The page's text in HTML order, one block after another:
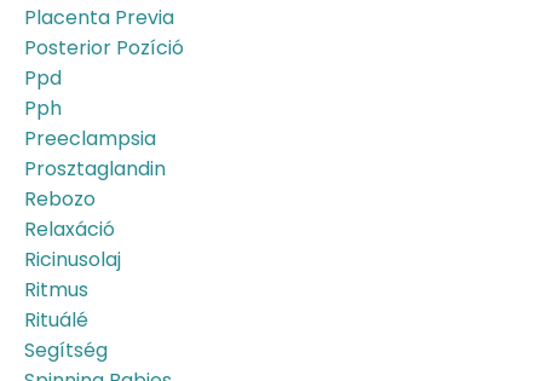
Placenta Previa
Posterior Pozíció
Ppd
Pph
Preeclampsia
Prosztaglandin
Rebozo
Relaxáció
Ricinusolaj
Ritmus
Rituálé
Segítség